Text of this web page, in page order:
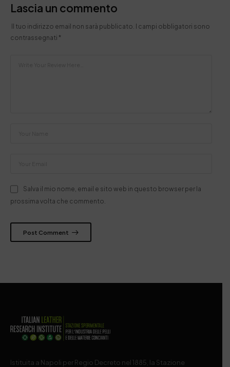
Lascia un commento
Il tuo indirizzo email non sarà pubblicato.
I campi obbligatori sono
contrassegnati *
Salva il mio nome, email e sito web in questo browser per la
prossima volta che commento.
Post Comment
Istituita a Napoli per Regio Decreto nel 1885, la Stazione